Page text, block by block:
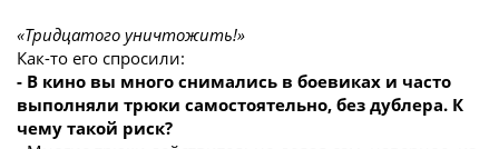
«Тридцатого уничтожить!»
Как-то его спросили:
- В кино вы много снимались в боевиках и часто
выполняли трюки самостоятельно, без дублера. К
чему такой риск?